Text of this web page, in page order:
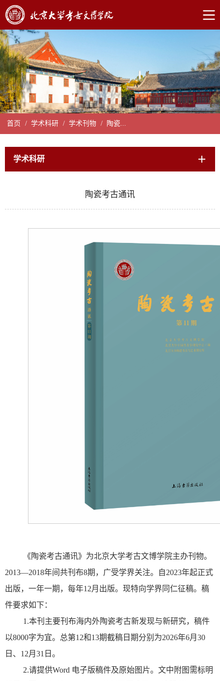
首页 / 学术科研 / 学术刊物 / 陶瓷...
学术科研
陶瓷考古通讯
《陶瓷考古通讯》为北京大学考古文博学院主办刊物。
2013—2018年间共刊布8期，广受学界关注。自2023年起正式
出版，一年一期，每年12月出版。现特向学界同仁征稿。稿
件要求如下：
1.本刊主要刊布海内外陶瓷考古新发现与新研究，稿件
以8000字为宜。总第12和13期截稿日期分别为2026年6月30
日、12月31日。
2.请提供Word 电子版稿件及原始图片。文中附图需标明